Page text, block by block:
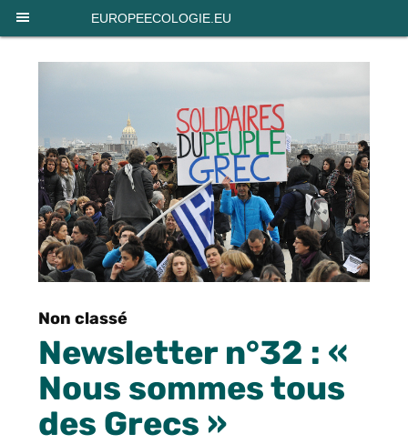
EUROPEECOLOGIE.EU
Non classé
Newsletter n°32 : «
Nous sommes tous
des Grecs »